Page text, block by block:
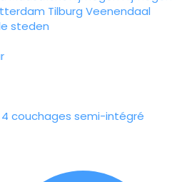
Tilburg Veenendaal
steden
4 couchages semi-intégré